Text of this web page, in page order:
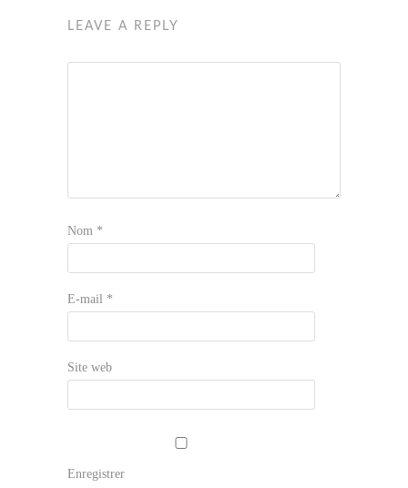
LEAVE A REPLY
Nom *
E-mail *
Site web
Enregistrer